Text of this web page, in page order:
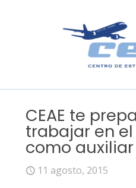
CEAE te
trabajar en
como
11 agosto, 2015